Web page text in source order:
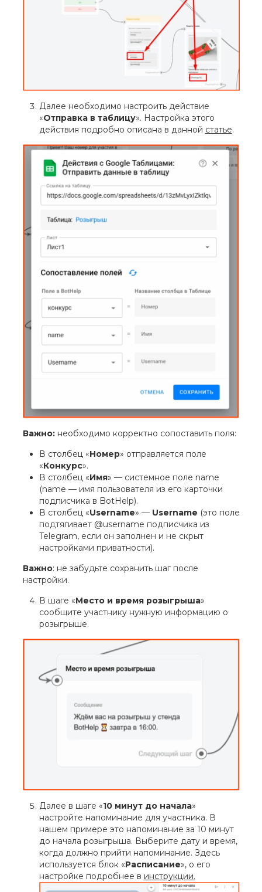
Далее необходимо настроить действие
«Отправка в таблицу». Настройка этого
действия подробно описана в данной статье.
Важно:необходимо корректно сопоставить поля:
В столбец «Номер» отправляется поле
«Конкурс».
В столбец «Имя» — системное поле name
(name — имя пользователя из его карточки
подписчика в BotHelp).
В столбец «Username» — Username (это поле
подтягивает @username подписчика из
Telegram, если он заполнен и не скрыт
настройками приватности).
Важно: не забудьте сохранить шаг после
настройки.
В шаге «Место и время розыгрыша»
сообщите участнику нужную информацию о
розыгрыше.
Далее в шаге «10 минут до начала»
настройте напоминание для участника. В
нашем примере это напоминание за 10 минут
до начала розыгрыша. Выберите дату и время,
когда должно прийти напоминание. Здесь
используется блок «Расписание», о его
настройке подробнее в инструкции.